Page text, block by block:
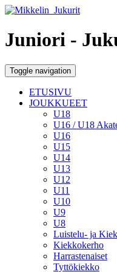
Juniori -
Toggle navigation
ETUSIVU
JOUKKUEET
U18
U16 / U18
U16
U15
U14
U13
U12
U11
U10
U9
U8
Luistelu- ja
Kiekkokerho
Harrastenaiset
Tyttökiekko